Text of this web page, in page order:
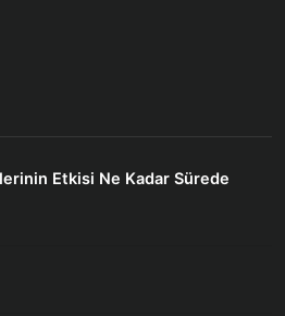
Etkisi Ne Kadar Sürede